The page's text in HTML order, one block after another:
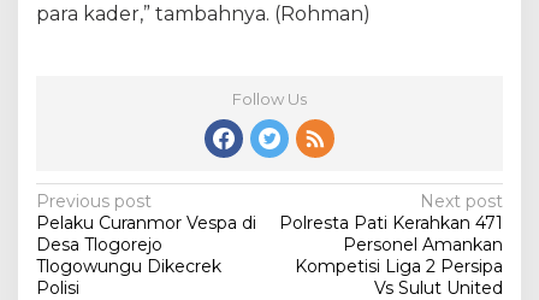
para kader,” tambahnya. (Rohman)
Follow Us
Post
navigation
Previous post
Pelaku Curanmor Vespa di
Desa Tlogorejo
Tlogowungu Dikecrek
Polisi
Next post
Polresta Pati Kerahkan 471
Personel Amankan
Kompetisi Liga 2 Persipa
Vs Sulut United